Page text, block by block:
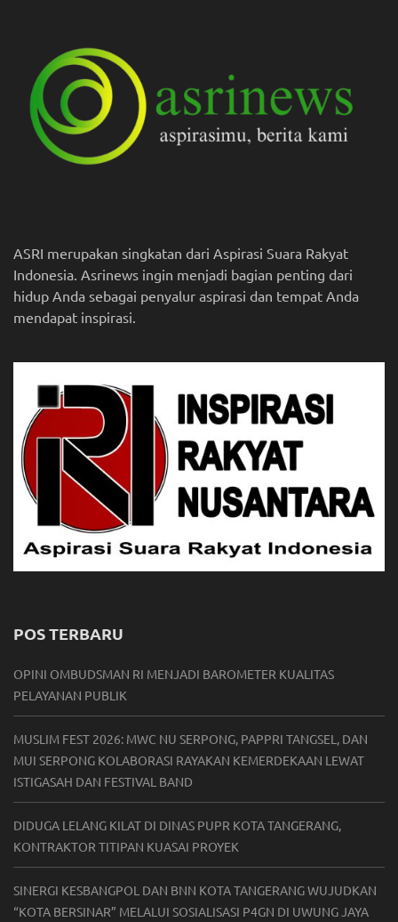
ASRI merupakan singkatan dari Aspirasi Suara Rakyat
Indonesia. Asrinews ingin menjadi bagian penting dari
hidup Anda sebagai penyalur aspirasi dan tempat Anda
mendapat inspirasi.
POS TERBARU
OPINI OMBUDSMAN RI MENJADI BAROMETER KUALITAS
PELAYANAN PUBLIK
MUSLIM FEST 2026: MWC NU SERPONG, PAPPRI TANGSEL, DAN
MUI SERPONG KOLABORASI RAYAKAN KEMERDEKAAN LEWAT
ISTIGASAH DAN FESTIVAL BAND
DIDUGA LELANG KILAT DI DINAS PUPR KOTA TANGERANG,
KONTRAKTOR TITIPAN KUASAI PROYEK
SINERGI KESBANGPOL DAN BNN KOTA TANGERANG WUJUDKAN
“KOTA BERSINAR” MELALUI SOSIALISASI P4GN DI UWUNG JAYA